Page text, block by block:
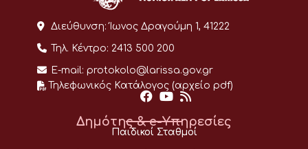
Διεύθυνση: Ίωνος Δραγούμη 1, 41222
Τηλ. Κέντρο: 2413 500 200
E-mail: protokolo@larissa.gov.gr
Τηλεφωνικός Κατάλογος (αρχείο pdf)
Δημότης & e-Υπηρεσίες
Παιδικοί Σταθμοί